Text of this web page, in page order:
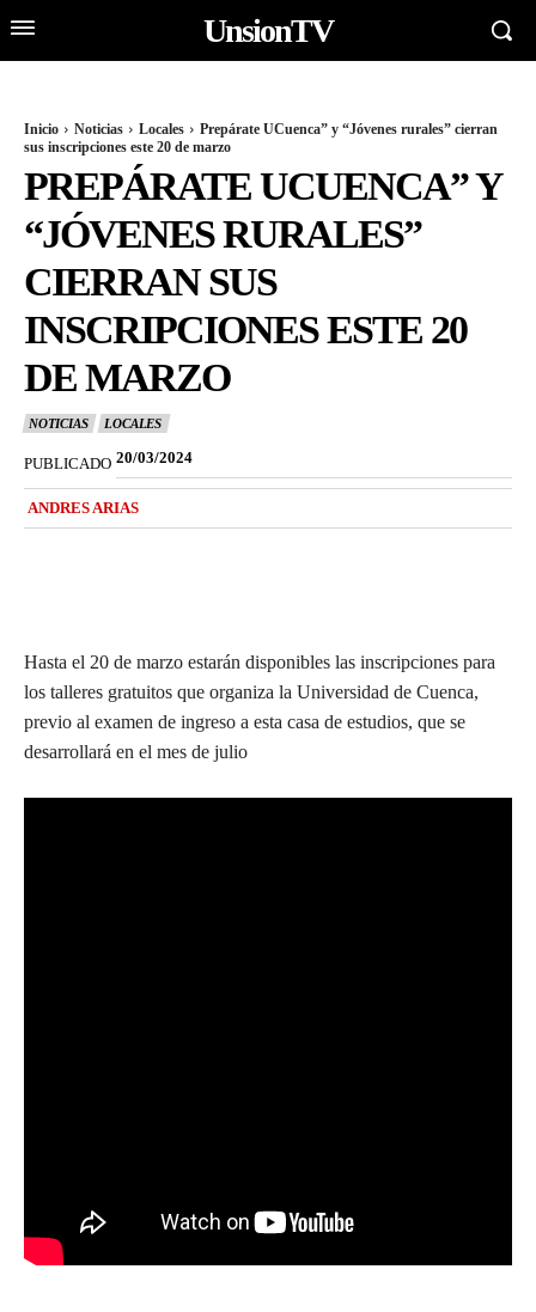
UnsionTV
Inicio Noticias Locales
Prepárate UCuenca” y “Jóvenes rurales” cierran
sus inscripciones este 20 de marzo
PREPÁRATE UCUENCA” Y
“JÓVENES RURALES”
CIERRAN SUS
INSCRIPCIONES ESTE 20
DE MARZO
NOTICIAS LOCALES
PUBLICADO 20/03/2024
ANDRES ARIAS
Hasta el 20 de marzo estarán disponibles las inscripciones para
los talleres gratuitos que organiza la Universidad de Cuenca,
previo al examen de ingreso a esta casa de estudios, que se
desarrollará en el mes de julio